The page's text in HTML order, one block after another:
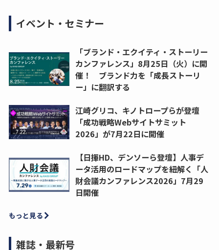
イベント・セミナー
「ブランド・エクイティ・ストーリー
カンファレンス」8月25日（火）に開
催！ ブランド力を「成長ストーリ
ー」に翻訳する
江崎グリコ、キノトロープらが登壇
「成功戦略Webサイトサミット
2026」が7月22日に開催
【日揮HD、デンソーら登壇】人事デ
ータ活用のロードマップを紐解く「人
財会議カンファレンス2026」7月29
日開催
もっと見る
雑誌・最新号